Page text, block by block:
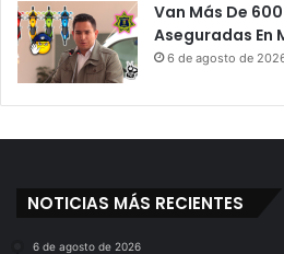
Van Más De
Aseguradas En
6 de agosto de
NOTICIAS MÁS RECIENTES
6 de agosto de 2026